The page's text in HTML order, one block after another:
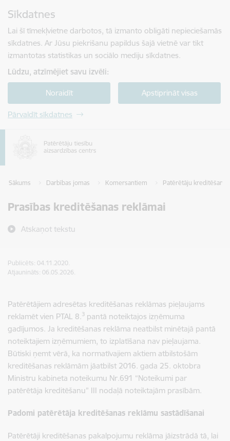
Sīkdatnes
Lai šī tīmekļvietne darbotos, tā izmanto obligāti nepieciešamās
sīkdatnes. Ar Jūsu piekrišanu papildus šajā vietnē var tikt
izmantotas statistikas un sociālo mediju sīkdatnes.
Lūdzu, atzīmējiet savu izvēli:
Noraidīt Apstiprināt visas
Pārvaldīt sīkdatnes
Sākums Darbības jomas Komersantiem Patērētāju kreditēšana
Prasības kreditēšanas reklāmai
Atskaņot tekstu
Publicēts: 04.11.2020.
Atjaunināts: 06.05.2026.
Patērētājiem adresētas kreditēšanas reklāmas pieļaujams
reklamēt vien PTAL 8.3 pantā noteiktajos izņēmuma
gadījumos. Ja kreditēšanas reklāma neatbilst minētajā pantā
noteiktajiem izņēmumiem, to izplatīšana nav pieļaujama.
Būtiski ņemt vērā, ka normatīvajiem aktiem atbilstošām
kreditēšanas reklāmām jāatbilst 2016. gada 25. oktobra
Ministru kabineta noteikumu Nr.691 “Noteikumi par
patērētāja kreditēšanu” III nodaļā noteiktajām prasībām.
Padomi patērētāja kreditēšanas reklāmu sastādīšanai
Patērētāji kreditēšanas pakalpojumu reklāma jāizstrādā tā, lai